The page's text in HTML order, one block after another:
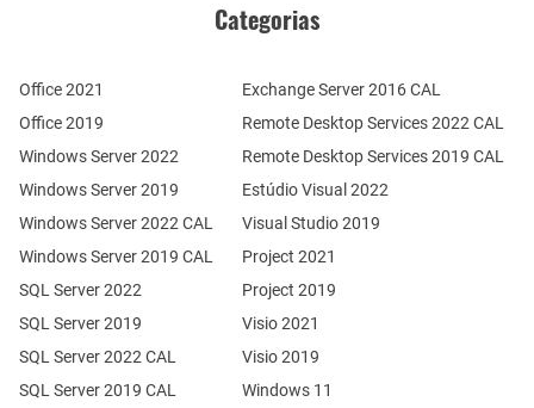
Categorias
Office 2021
Office 2019
Windows Server 2022
Windows Server 2019
SQL Server 2022
SQL Server 2019
Windows Server 2022 CAL
Windows Server 2019 CAL
SQL Server 2022 CAL
SQL Server 2019 CAL
Remote Desktop Services 2022 CAL
Remote Desktop Services 2019 CAL
Exchange Server 2016 CAL
Estúdio Visual 2022
Visual Studio 2019
Project 2021
Project 2019
Visio 2021
Visio 2019
Windows 11